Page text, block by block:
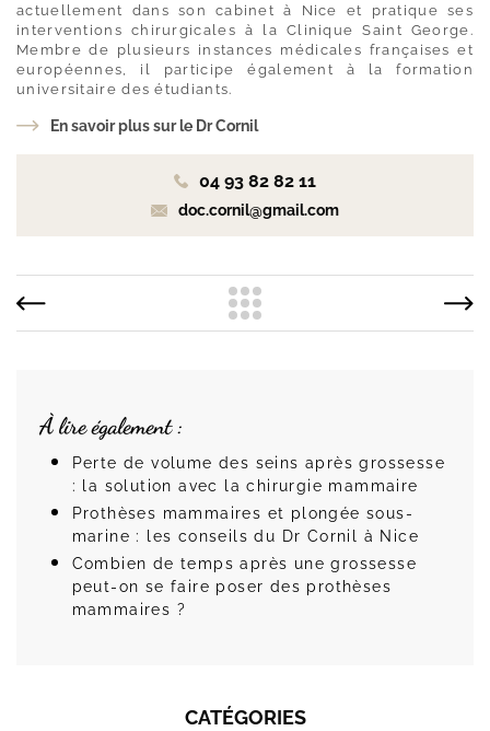
actuellement dans son cabinet à Nice et pratique ses
interventions chirurgicales à la Clinique Saint George.
Membre de plusieurs instances médicales françaises et
européennes, il participe également à la formation
universitaire des étudiants.
En savoir plus sur le Dr Cornil
04 93 82 82 11
doc.cornil@gmail.com
À lire également :
Perte de volume des seins après grossesse
: la solution avec la chirurgie mammaire
Prothèses mammaires et plongée sous-
marine : les conseils du Dr Cornil à Nice
Combien de temps après une grossesse
peut-on se faire poser des prothèses
mammaires ?
CATÉGORIES